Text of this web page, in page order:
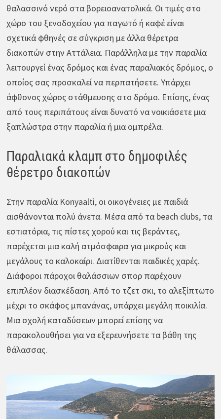
θαλασσινό νερό στα βορειοανατολικά. Οι τιμές στο
χώρο του ξενοδοχείου για παγωτό ή καφέ είναι
σχετικά φθηνές σε σύγκριση με άλλα θέρετρα
διακοπών στην Αττάλεια. Παράλληλα με την παραλία
λειτουργεί ένας δρόμος και ένας παραλιακός δρόμος, ο
οποίος σας προσκαλεί να περπατήσετε. Υπάρχει
άφθονος χώρος στάθμευσης στο δρόμο. Επίσης, ένας
από τους περιπάτους είναι δυνατό να νοικιάσετε μια
ξαπλώστρα στην παραλία ή μια ομπρέλα.
Παραλιακά κλαμπ στο δημοφιλές
θέρετρο διακοπών
Στην παραλία Konyaalti, οι οικογένειες με παιδιά
αισθάνονται πολύ άνετα. Μέσα από τα beach clubs, τα
εστιατόρια, τις πίστες χορού και τις βεράντες,
παρέχεται μια καλή ατμόσφαιρα για μικρούς και
μεγάλους το καλοκαίρι. Διατίθενται παιδικές χαρές.
Διάφοροι πάροχοι θαλάσσιων σπορ παρέχουν
επιπλέον διασκέδαση. Από το τζετ σκι, το αλεξίπτωτο
μέχρι το σκάφος μπανάνας, υπάρχει μεγάλη ποικιλία.
Μια σχολή καταδύσεων μπορεί επίσης να
παρακολουθήσει για να εξερευνήσετε τα βάθη της
θάλασσας.